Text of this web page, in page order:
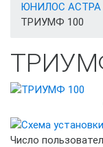
ЮНИЛОС АСТРА
ТРИУМФ 100
Число